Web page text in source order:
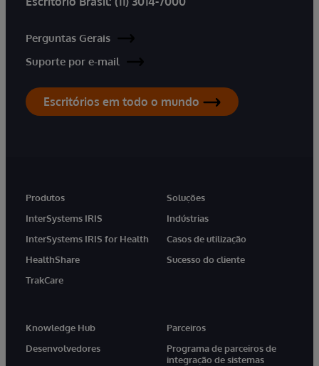
Perguntas Gerais
Suporte por e-mail
Escritórios em todo o mundo
Produtos
InterSystems IRIS
InterSystems IRIS for Health
HealthShare
TrakCare
Soluções
Indústrias
Casos de utilização
Sucesso do cliente
Knowledge Hub
Desenvolvedores
Parceiros
Programa de parceiros de
integração de sistemas